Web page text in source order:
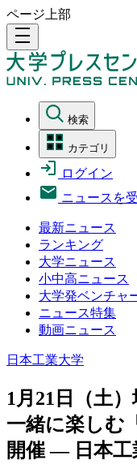
ページ上部
density_medium
検索
カテゴリ
ログイン
ニュースを
最新ニュース
ランキング
大学ニュース
小中高ニュース
大学発ベンチャ
ニュース特集
動画ニュース
日本工業大学
1月21日（土
一緒に楽しむ
開催 — 日本工